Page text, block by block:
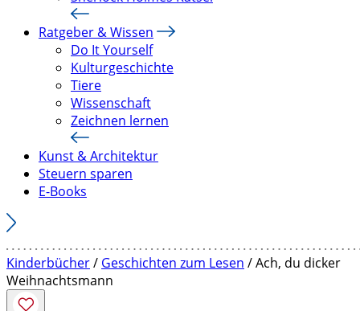
Ratgeber & Wissen
Do It Yourself
Kulturgeschichte
Tiere
Wissenschaft
Zeichnen lernen
Kunst & Architektur
Steuern sparen
E-Books
Kinderbücher/ Geschichten zum Lesen / Ach, du dicker
Weihnachtsmann